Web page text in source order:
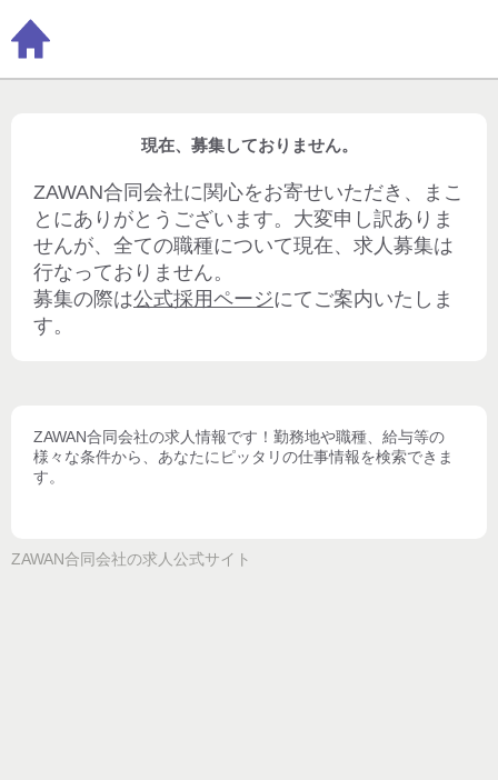
現在、募集しておりません。
ZAWAN合同会社に関心をお寄せいただき、まこ
とにありがとうございます。大変申し訳ありま
せんが、全ての職種について現在、求人募集は
行なっておりません。
募集の際は公式採用ページにてご案内いたしま
す。
ZAWAN合同会社の求人情報です！勤務地や職種、給与等の
様々な条件から、あなたにピッタリの仕事情報を検索できま
す。
ZAWAN合同会社の求人公式サイト